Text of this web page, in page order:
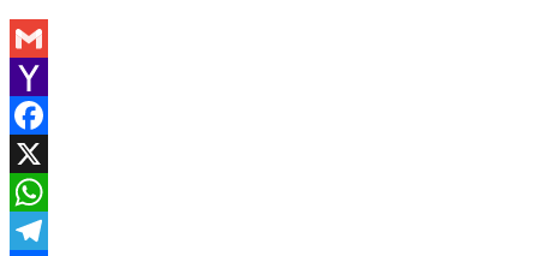
Gmail
Yahoo
Mail
Facebook
X
WhatsApp